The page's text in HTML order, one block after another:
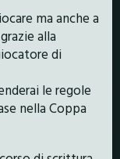
ma anche a
alla
di
le regole
nella Coppa